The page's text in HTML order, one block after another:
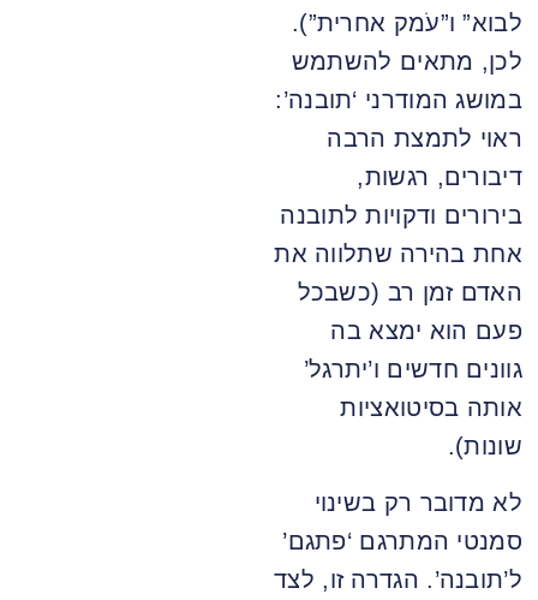
לבוא” ו”עֹמק אחרית”).
לכן, מתאים להשתמש
במושג המודרני ‘תובנה’:
ראוי לתמצת הרבה
דיבורים, רגשות,
בירורים ודקויות לתובנה
אחת בהירה שתלווה את
האדם זמן רב (כשבכל
פעם הוא ימצא בה
גוונים חדשים ו’יתרגל’
אותה בסיטואציות
שונות).
לא מדובר רק בשינוי
סמנטי המתרגם ‘פתגם’
ל’תובנה’. הגדרה זו, לצד